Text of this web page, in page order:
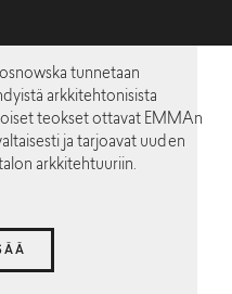
tunnetaan
arkkitehtonisista
teokset ottavat EMMAn
ja tarjoavat uuden
arkkitehtuuriin.